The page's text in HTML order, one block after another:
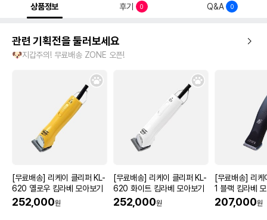
상품정보 후기 0 Q&A 0
관련 기획전을 둘러보세요
🐶지갑주의! 무료배송 ZONE 오픈!
[무료배송] 리케이 클리퍼 KL-
620 옐로우 킴라베 모아보기
252,000원
[무료배송] 리케이 클리퍼 KL-
620 화이트 킴라베 모아보기
252,000원
[무료배송] 리
1 블랙 킴라베
207,000원